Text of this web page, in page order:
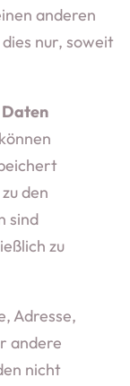
anderen
nur, soweit
Daten
den
sind
zu
Adresse,
andere
nicht